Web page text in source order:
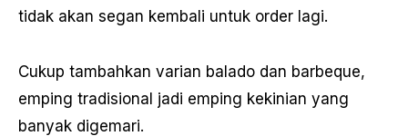
tidak akan segan kembali untuk order lagi.
Cukup tambahkan varian balado dan barbeque,
emping tradisional jadi emping kekinian yang
banyak digemari.